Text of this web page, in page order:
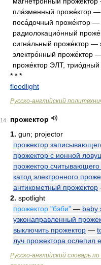
пла́зменный проже́ктор
поса́дочный проже́ктор
радиолокацио́нный
сигна́льный проже́ктор —
электро́нный проже́ктор
проже́ктор ЭЛТ,
* * *
floodlight
Русско-английский
14
прожектор
1. gun; projector
прожектор
прожектор с ионной
прожектор считывающего
катод электронного
антикометный прожектор
2. spotlight
прожектор "бэби" — baby
узконаправленный
выключить прожектор —
луч прожектора ослепил
Русско-английский словарь